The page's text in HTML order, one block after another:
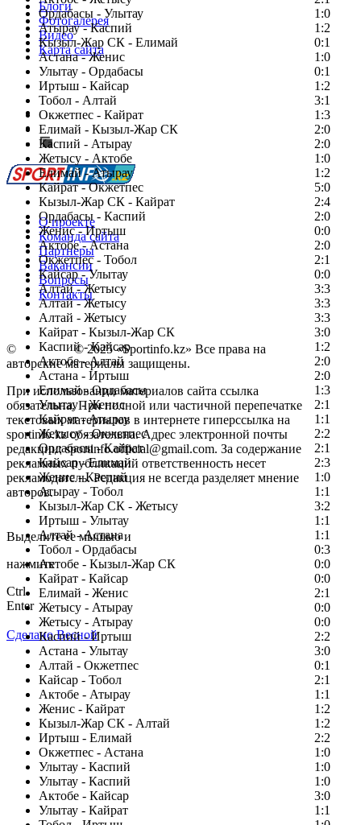
Ордабасы - Улытау
1:0
Атырау - Каспий
1:2
Кызыл-Жар СК - Елимай
0:1
Астана - Женис
1:0
Улытау - Ордабасы
0:1
Иртыш - Кайсар
1:2
Тобол - Алтай
3:1
Окжетпес - Кайрат
1:3
Елимай - Кызыл-Жар СК
2:0
Каспий - Атырау
2:0
Жетысу - Актобе
1:0
Елимай - Атырау
1:2
Кайрат - Окжетпес
5:0
Кызыл-Жар СК - Кайрат
2:4
Ордабасы - Каспий
2:0
Женис - Иртыш
0:0
Актобе - Астана
2:0
Окжетпес - Тобол
2:1
Кайсар - Улытау
0:0
Алтай - Жетысу
3:3
Алтай - Жетысу
3:3
Алтай - Жетысу
3:3
Кайрат - Кызыл-Жар СК
3:0
Каспий - Кайсар
1:2
Актобе - Алтай
2:0
Астана - Иртыш
2:0
Елимай - Ордабасы
1:3
Улытау - Женис
2:1
Кайрат - Атырау
1:1
Жетысу - Окжетпес
2:2
Ордабасы - Кайрат
2:1
Кайсар - Елимай
2:3
Женис - Каспий
1:0
Атырау - Тобол
1:1
Кызыл-Жар СК - Жетысу
3:2
Иртыш - Улытау
1:1
Алтай - Астана
1:1
Тобол - Ордабасы
0:3
Актобе - Кызыл-Жар СК
0:0
Кайрат - Кайсар
0:0
Елимай - Женис
2:1
Жетысу - Атырау
0:0
Жетысу - Атырау
0:0
Каспий - Иртыш
2:2
Астана - Улытау
3:0
Алтай - Окжетпес
0:1
Кайсар - Тобол
2:1
Актобе - Атырау
1:1
Женис - Кайрат
1:2
Кызыл-Жар СК - Алтай
1:2
Иртыш - Елимай
2:2
Окжетпес - Астана
1:0
Улытау - Каспий
1:0
Улытау - Каспий
1:0
Актобе - Кайсар
3:0
Улытау - Кайрат
1:1
Блоги
Фотогалерея
Видео
Карта сайта
Есть идея?
Сообщить о мероприятии
Перейти на старый сайт
О проекте
Команда сайта
Партнеры
Вакансии
Вопросы
Контакты
© Copyright© 2025 «Sportinfo.kz» Все права на
авторские материалы защищены.
При использовании материалов сайта ссылка
обязательна. При полной или частичной перепечатке
текстовых материалов в интернете гиперссылка на
sportinfo.kz обязательна. Адрес электронной почты
редакции: sportinfo.official@gmail.com. За содержание
рекламных публикаций ответственность несет
рекламодатель. Редакция не всегда разделяет мнение
авторов.
Заметили ошибку в тексте?
Выделите ее мышью и
нажмите
Ctrl
Enter
Сделано Весной